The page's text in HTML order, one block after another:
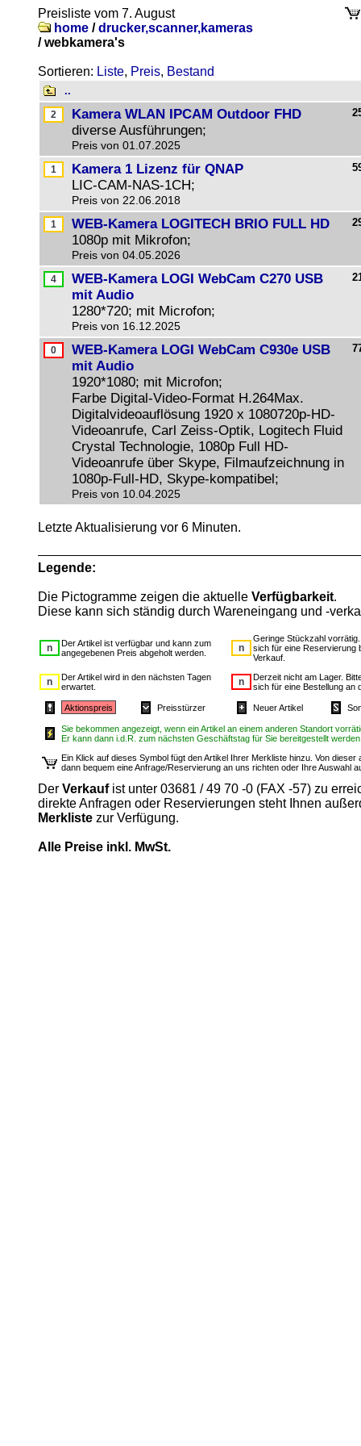
Preisliste vom 7. August
home /drucker,scanner,kameras
/webkamera's
Sortieren: Liste, Preis, Bestand
..
Kamera WLAN IPCAM Outdoor FHD
diverse Ausführungen;
Preis von 01.07.2025
Kamera 1 Lizenz für QNAP
LIC-CAM-NAS-1CH;
Preis von 22.06.2018
WEB-Kamera LOGITECH BRIO FULL HD
1080p mit Mikrofon;
Preis von 04.05.2026
WEB-Kamera LOGI WebCam C270 USB
mit Audio
1280*720; mit Microfon;
Preis von 16.12.2025
WEB-Kamera LOGI WebCam C930e USB
mit Audio
1920*1080; mit Microfon;
Farbe Digital-Video-Format H.264Max.
Digitalvideoauflösung 1920 x 1080720p-HD-
Videoanrufe, Carl Zeiss-Optik, Logitech Fluid
Crystal Technologie, 1080p Full HD-
Videoanrufe über Skype, Filmaufzeichnung in
1080p-Full-HD, Skype-kompatibel;
Preis von 10.04.2025
Letzte Aktualisierung vor 6 Minuten.
Legende:
Die Pictogramme zeigen die aktuelle Verfügbarkeit.
Diese kann sich ständig durch Wareneingang und -
Der Artikel ist verfügbar und kann zum
angegebenen Preis abgeholt werden.
Geringe Stückzahl
sich für eine Reservierung
Verkauf.
Der Artikel wird in den nächsten Tagen
erwartet.
Derzeit nicht am Lager.
sich für eine Bestellung an
Aktionspreis Preisstürzer Neuer Artikel
Sie bekommen angezeigt, wenn ein Artikel an einem anderen Standort
Er kann dann i.d.R. zum nächsten Geschäftstag für Sie bereitgestellt
Ein Klick auf dieses Symbol fügt den Artikel Ihrer Merkliste hinzu. Von dieser
dann bequem eine Anfrage/Reservierung an uns richten oder Ihre Auswahl
Der Verkaufist unter 03681 / 49 70 -0 (FAX -57) zu
direkte Anfragen oder Reservierungen steht Ihnen
Merkliste zur Verfügung.
Alle Preise inkl. MwSt.